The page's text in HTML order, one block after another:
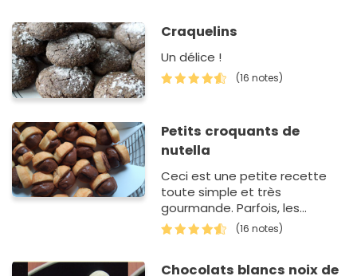
Craquelins
Un délice !
(16 notes)
Petits croquants de
nutella
Ceci est une petite recette
toute simple et très
gourmande. Parfois, les
choses les plus simples sont
les meilleures !
(16 notes)
Chocolats blancs noix de